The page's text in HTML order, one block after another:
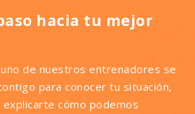
hacia tu mejor
de nuestros entrenadores se
para conocer tu situación,
cómo podemos